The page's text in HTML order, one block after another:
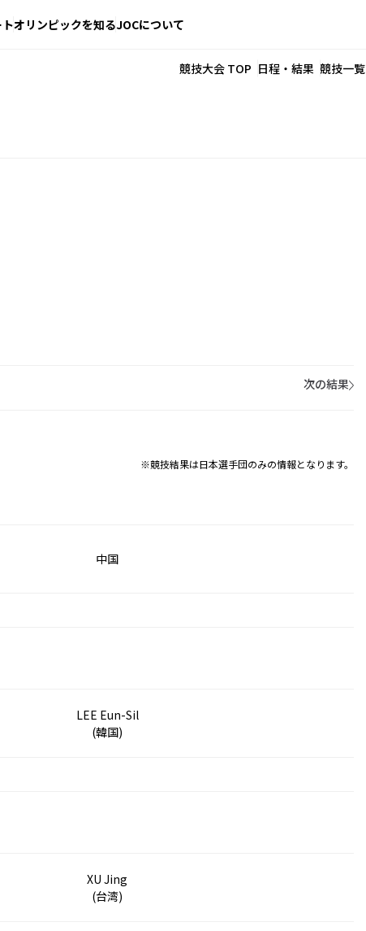
オリンピックを知るJOCについて
競技大会 TOP 日程・結果 競技一覧
次の結果
※競技結果は日本選手団のみの情報となります。
中国
LEE Eun-Sil
(韓国)
XU Jing
(台湾)